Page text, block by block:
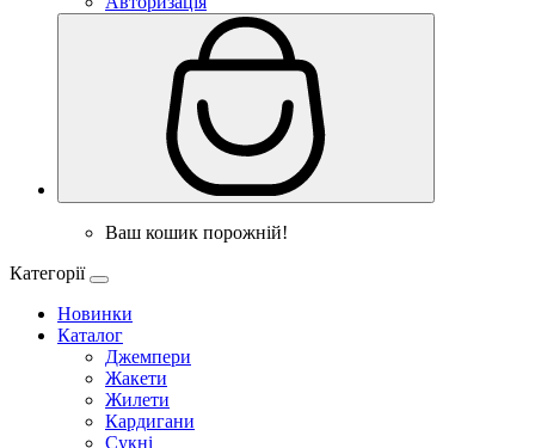
Ваш кошик порожній!
Категорії
Новинки
Каталог
Джемпери
Жакети
Жилети
Кардигани
Сукні